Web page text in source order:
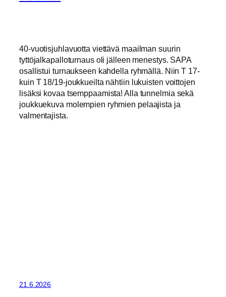
40-vuotisjuhlavuotta viettävä maailman suurin
tyttöjalkapalloturnaus oli jälleen menestys. SAPA
osallistui turnaukseen kahdella ryhmällä. Niin T 17-
kuin T 18/19-joukkueilta nähtiin lukuisten voittojen
lisäksi kovaa tsemppaamista! Alla tunnelmia sekä
joukkuekuva molempien ryhmien pelaajista ja
valmentajista.
21.6.2026